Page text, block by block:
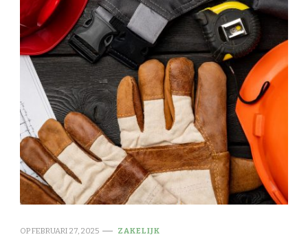
OPFEBRUARI 27, 2025 ZAKELIJK